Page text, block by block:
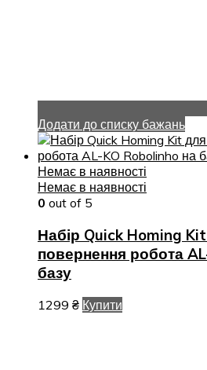
Додати до списку бажань
Немає в наявності
Немає в наявності
0 out of 5
Набір Quick Homing
повернення робота
базу
1299 ₴ Купити